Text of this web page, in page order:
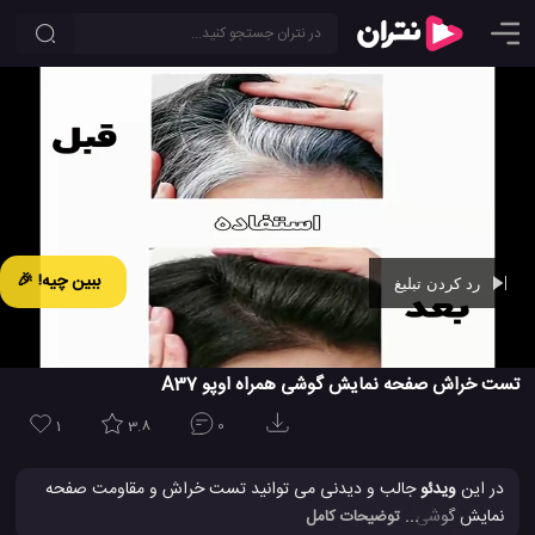
ببین چیه! 🎉
تست خراش صفحه نمایش گوشی همراه اوپو A37
1 3.8 0
در اینویدئوجالب و دیدنی می توانید تست خراش و مقاومت صفحه
... توضیحات کامل